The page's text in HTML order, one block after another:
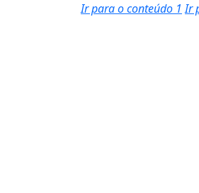
Ir para o conteúdo 1 Ir